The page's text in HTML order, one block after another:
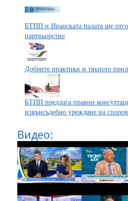
БТПП и Иранската палата ще
партньорство
Добрите практики и тяхното
БТПП предлага правни
извънсъдебно уреждане на
Видео: